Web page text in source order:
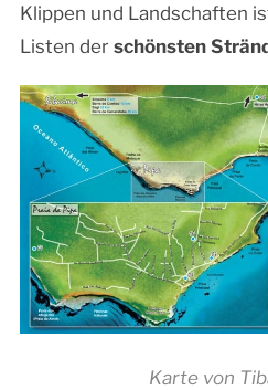
Klippen und Landschaften
Listen der schönsten
Karte von